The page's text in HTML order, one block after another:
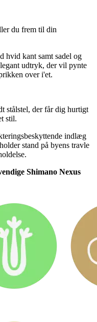
du frem til din
hvid kant samt sadel og
udtryk, der vil pynte
over i'et.
stålstel, der får dig hurtigt
stil.
indlæg
stand på byens travle
Shimano Nexus